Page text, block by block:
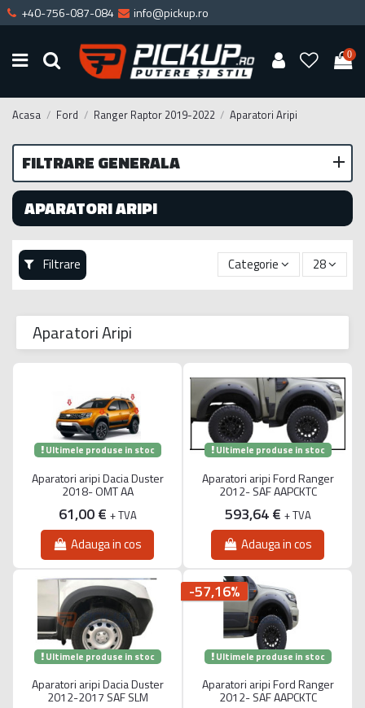
+40-756-087-084 info@pickup.ro
0
Acasa Ford Ranger Raptor 2019-2022 Aparatori Aripi
APARATORI ARIPI
Filtrare Categorie 28
Aparatori Aripi
Ultimele produse in stoc
Aparatori aripi Dacia Duster
2018- OMT AA
61,00 € + TVA
Adauga in cos
Ultimele produse in stoc
Aparatori aripi Ford Ranger
2012- SAF AAPCKTC
593,64 € + TVA
Adauga in cos
Ultimele produse in stoc
Aparatori aripi Dacia Duster
2012-2017 SAF SLM
-57,16%
Ultimele produse in stoc
Aparatori aripi Ford Ranger
2012- SAF AAPCKTC
FILTRARE GENERALA